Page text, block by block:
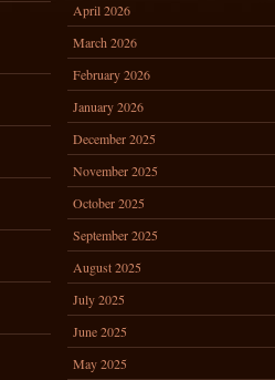
April 2026
March 2026
February 2026
January 2026
December 2025
November 2025
October 2025
September 2025
August 2025
July 2025
June 2025
May 2025